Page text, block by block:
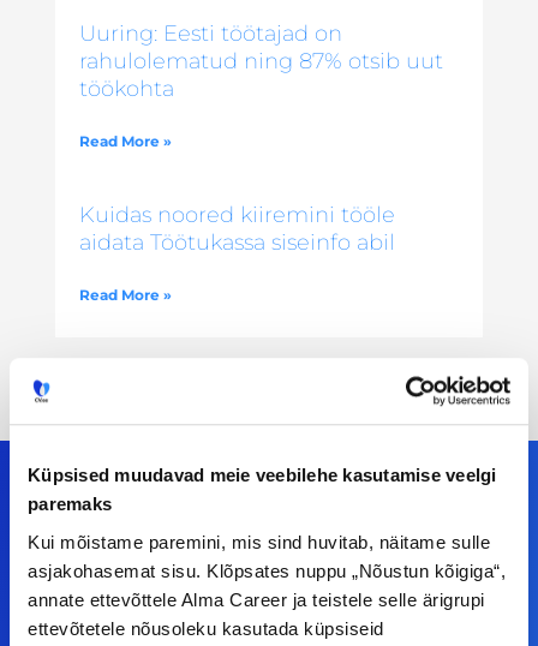
Küpsised muudavad meie veebilehe kasutamise veelgi
paremaks
Kui mõistame paremini, mis sind huvitab, näitame sulle
asjakohasemat sisu. Klõpsates nuppu „Nõustun kõigiga“,
annate ettevõttele Alma Career ja teistele selle ärigrupi
ettevõtetele nõusoleku kasutada küpsiseid
Uuring: Eesti töötajad on
rahulolematud ning 87% otsib uut
töökohta
Read More »
Kuidas noored kiiremini tööle
aidata Töötukassa siseinfo abil
Read More »
Meiega leiad!
Tööelublogi.ee lehelt leiad kõik vajaliku, et olla